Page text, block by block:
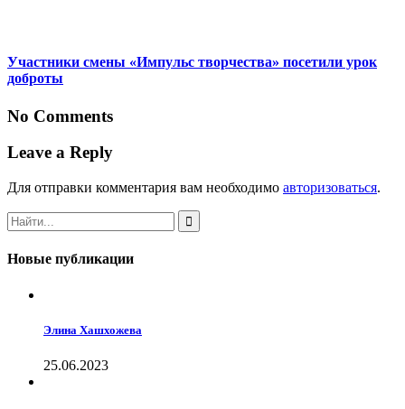
Участники смены «Импульс творчества» посетили урок
доброты
No Comments
Leave a Reply
Для отправки комментария вам необходимо авторизоваться.
Новые публикации
Элина Хашхожева
25.06.2023